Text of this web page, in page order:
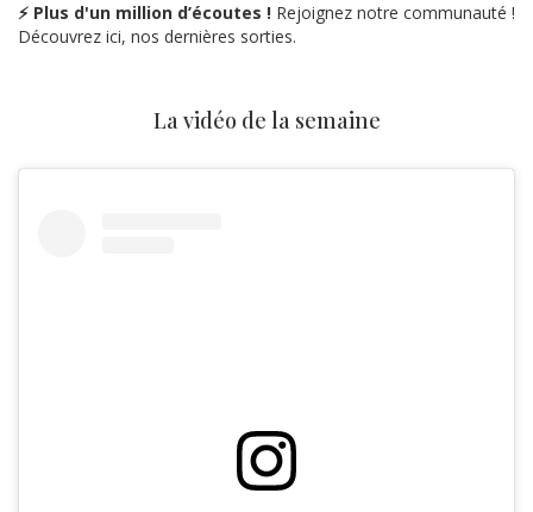
⚡ Plus d'un million d’écoutes ! Rejoignez notre communauté !
Découvrez ici, nos dernières sorties.
La vidéo de la semaine